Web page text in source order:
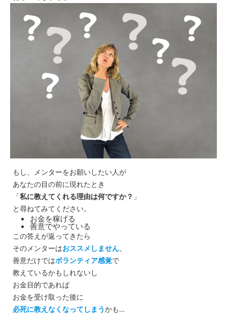
もし、メンターをお願いしたい人が
あなたの目の前に現れたとき
「私に教えてくれる理由は何ですか？ 」
と尋ねてみてください。
お金を稼げる
善意でやっている
この答えが返ってきたら
そのメンターはおススメしません。
善意だけではボランティア感覚で
教えているかもしれないし
お金目的であれば
お金を受け取った後に
必死に教えなくなってしまうかも…